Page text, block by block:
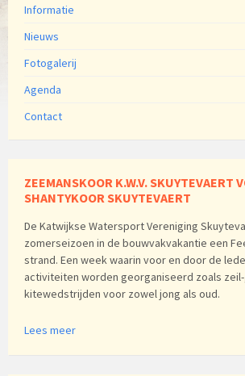
Informatie
Nieuws
Fotogalerij
Agenda
Contact
ZEEMANSKOOR K.W.V. SKUYTEVAERT
SHANTYKOOR SKUYTEVAERT
De Katwijkse Watersport Vereniging
zomerseizoen in de bouwvakvakantie een
strand. Een week waarin voor en door de
activiteiten worden georganiseerd zoals zeil-
kitewedstrijden voor zowel jong als oud.
Lees meer